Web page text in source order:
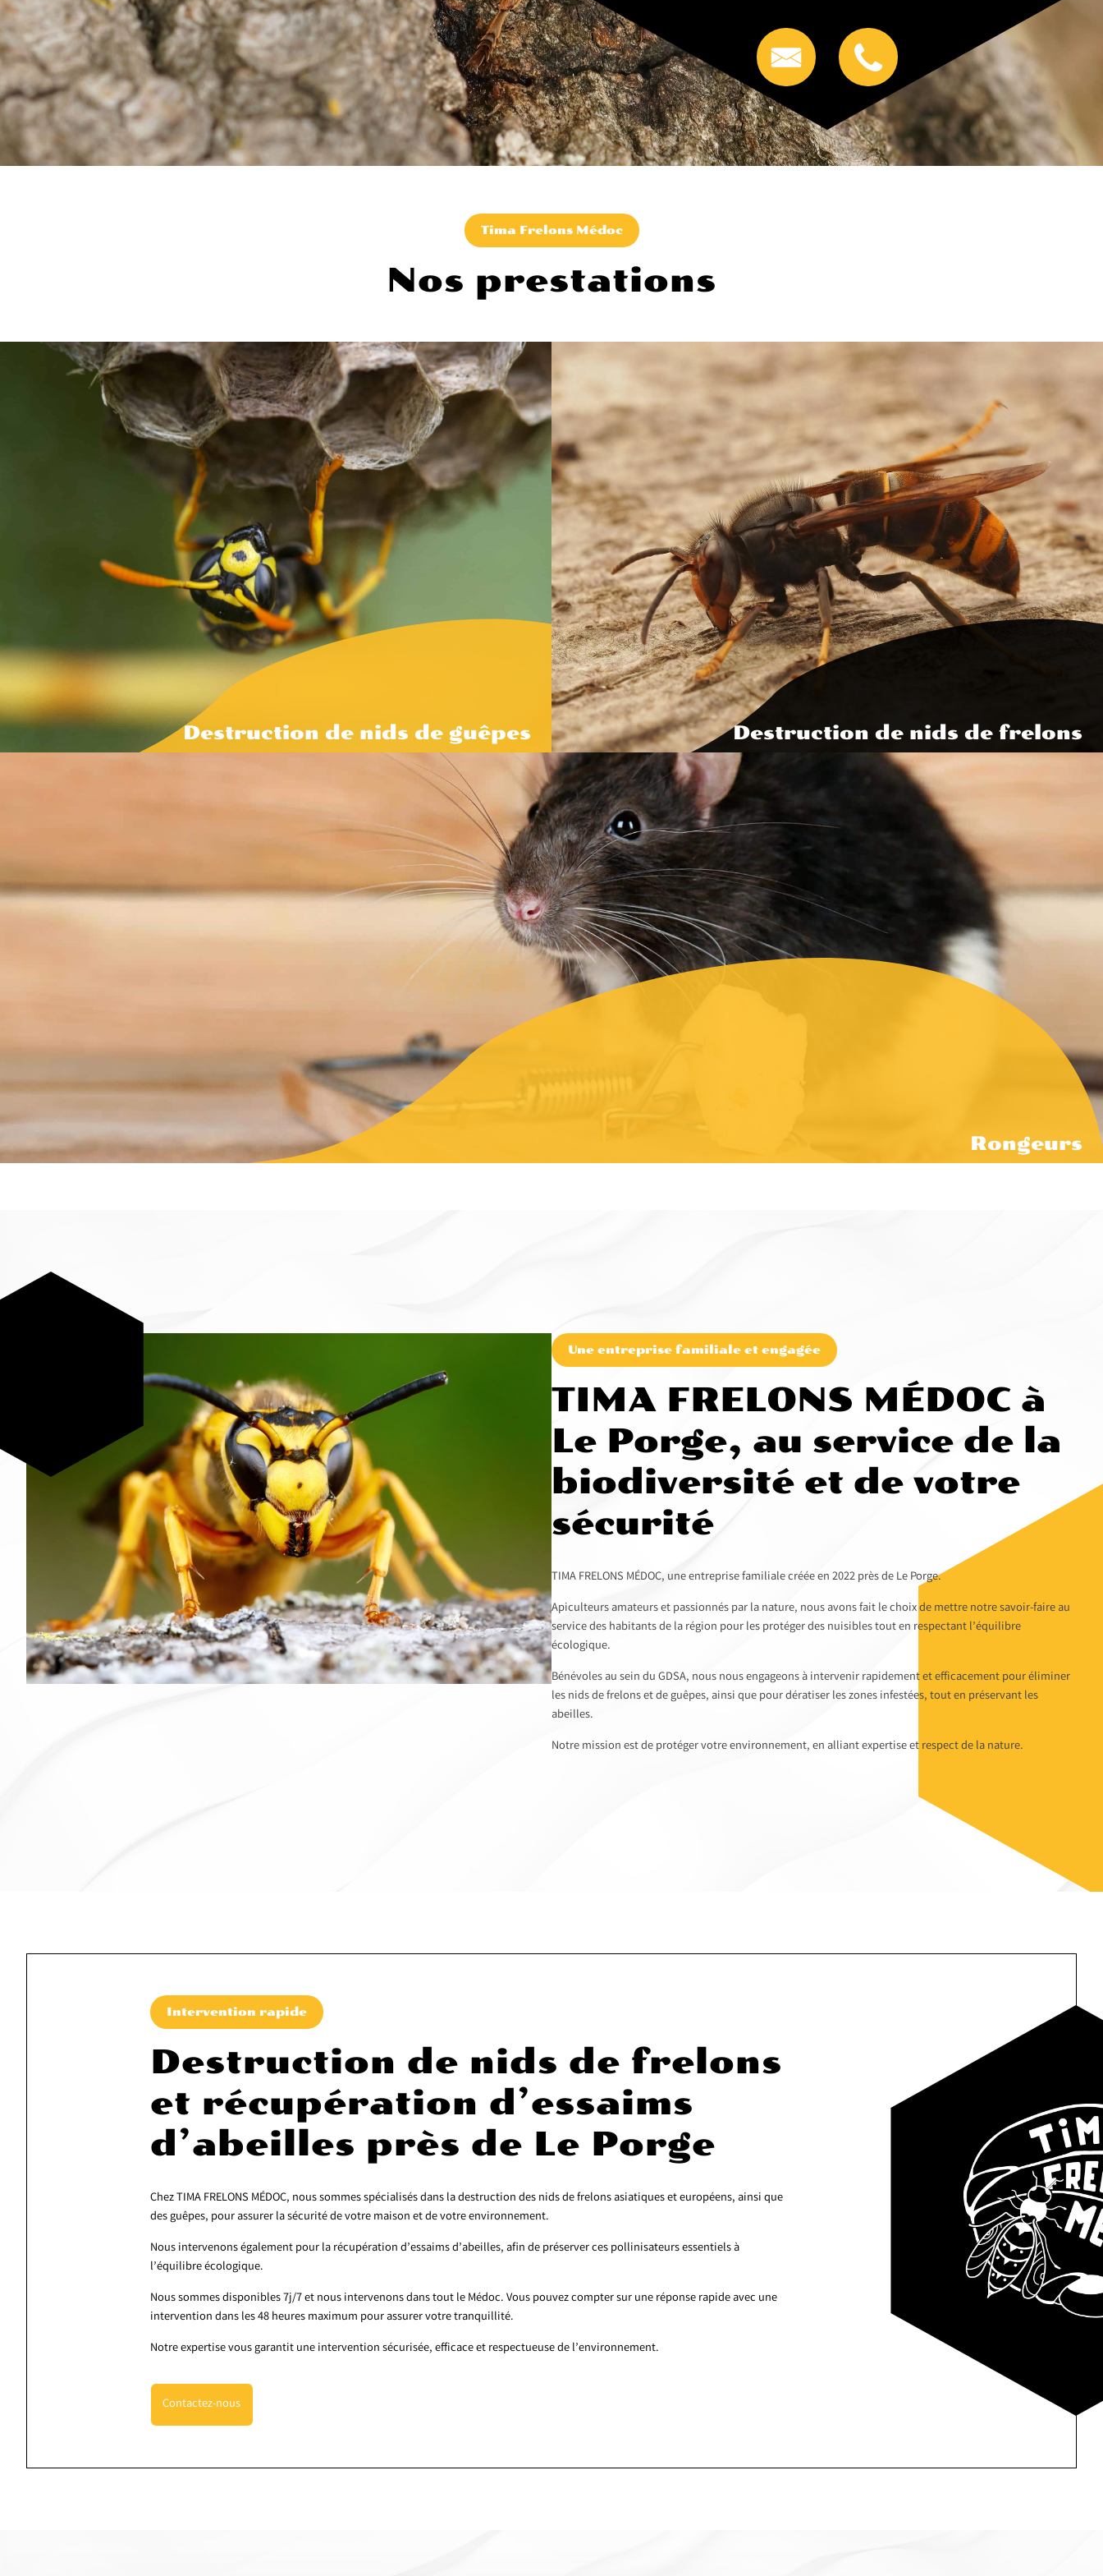
Tima Frelons Médoc
Nos prestations
Destruction de nids de guêpes Destruction de nids de frelons
Rongeurs
Une entreprise familiale et engagée
TIMA FRELONS MÉDOC à
Le Porge, au service de la
biodiversité et de votre
sécurité
TIMA FRELONS MÉDOC, une entreprise familiale créée en 2022 près de Le Porge.
Apiculteurs amateurs et passionnés par la nature, nous avons fait le choix de mettre notre savoir-faire au
service des habitants de la région pour les protéger des nuisibles tout en respectant l’équilibre
écologique.
Bénévoles au sein du GDSA, nous nous engageons à intervenir rapidement et efficacement pour éliminer
les nids de frelons et de guêpes, ainsi que pour dératiser les zones infestées, tout en préservant les
abeilles.
Notre mission est de protéger votre environnement, en alliant expertise et respect de la nature.
Intervention rapide
Destruction de nids de frelons
et récupération d’essaims
d’abeilles près de Le Porge
Chez TIMA FRELONS MÉDOC, nous sommes spécialisés dans la destruction des nids de frelons asiatiques et européens, ainsi que
des guêpes, pour assurer la sécurité de votre maison et de votre environnement.
Nous intervenons également pour la récupération d’essaims d’abeilles, afin de préserver ces pollinisateurs essentiels à
l’équilibre écologique.
Nous sommes disponibles 7j/7 et nous intervenons dans tout le Médoc. Vous pouvez compter sur une réponse rapide avec une
intervention dans les 48 heures maximum pour assurer votre tranquillité.
Notre expertise vous garantit une intervention sécurisée, efficace et respectueuse de l’environnement.
Contactez-nous